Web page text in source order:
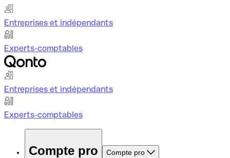
Entreprises et indépendants
Experts-comptables
Entreprises et indépendants
Experts-comptables
Compte pro Compte pro